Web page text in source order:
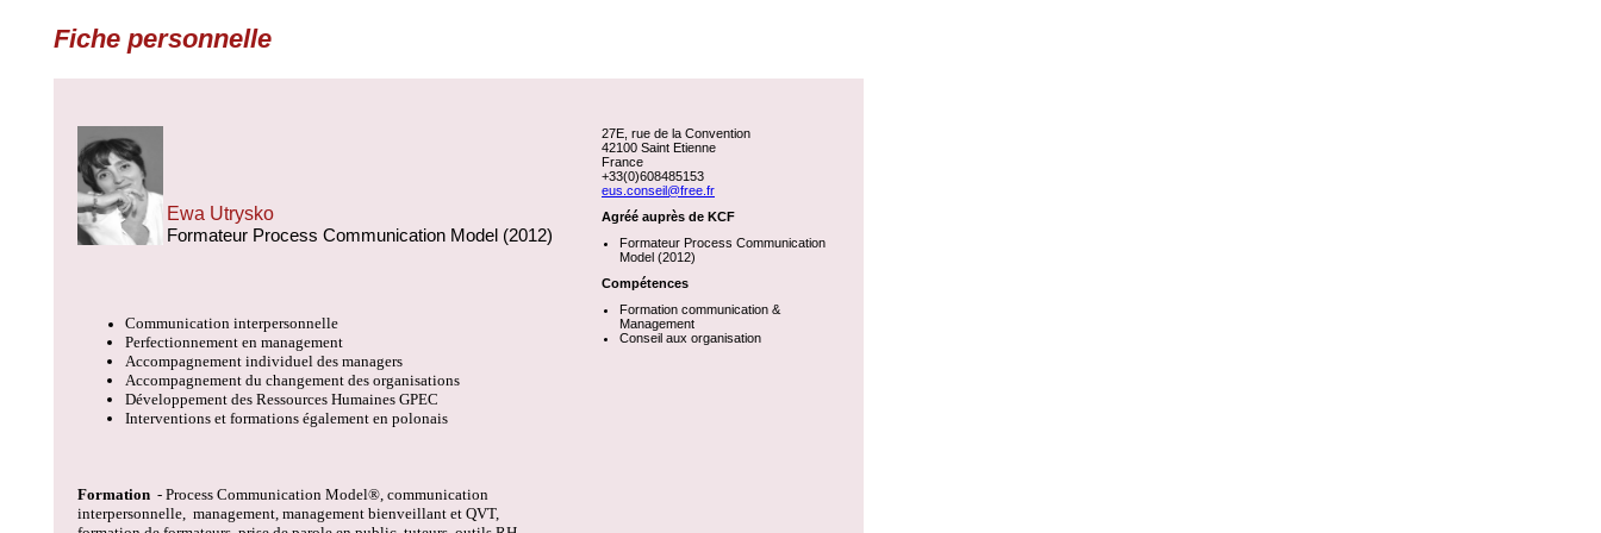
Fiche personnelle
Ewa Utrysko
Formateur Process Communication Model (2012)
Communication interpersonnelle
Perfectionnement en management
Accompagnement individuel des managers
Accompagnement du changement des organisations
Développement des Ressources Humaines GPEC
Interventions et formations également en polonais
Formation - Process Communication Model®, communication
interpersonnelle, management, management bienveillant et QVT,
27E, rue de la Convention
42100 Saint Etienne
France
+33(0)608485153
eus.conseil@free.fr
Agréé auprès de KCF
Formateur Process Communication
Model (2012)
Compétences
Formation communication &
Management
Conseil aux organisation